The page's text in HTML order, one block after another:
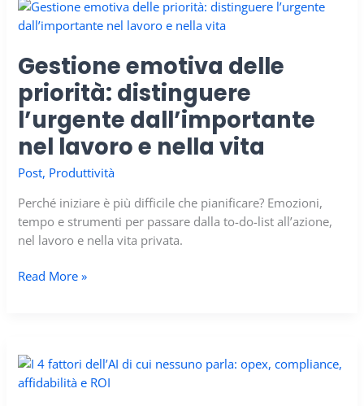
Gestione emotiva delle
priorità: distinguere
l’urgente dall’importante
nel lavoro e nella vita
Post, Produttività
Perché iniziare è più difficile che pianificare? Emozioni,
tempo e strumenti per passare dalla to-do-list all’azione,
nel lavoro e nella vita privata.
Gestione
l’urgente
dall’importante
Read More »